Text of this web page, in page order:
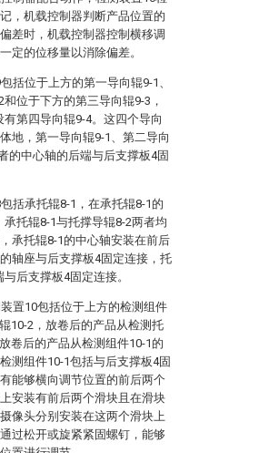
，机载控制器判断产品位置的
差时，机载控制器控制横移调
定的位移量以消除偏差。
括位于上方的第一导向辊9-1、
位于下方的第三导向辊9-3，
第四导向辊9-4。这四个导向
地，第一导向辊9-1、第二导向
的中心轴的后端与后支撑板4固
括承托辊8-1，在承托辊8-1的
托辊8-1与托撑导辊8-2两者均
承托辊8-1的中心轴安装在前后
轴座与后支撑板4固定连接，托
后支撑板4固定连接。
置10包括位于上方的检测组件
10-2，放卷后的产品从检测托
卷后的产品从检测组件10-1的
测组件10-1包括与后支撑板4固
能够横向调节位置的前后两个
安装有前后两个滑块且在滑块
像头分别安装在这两个滑块上
过松开或旋紧紧固螺钉，能够